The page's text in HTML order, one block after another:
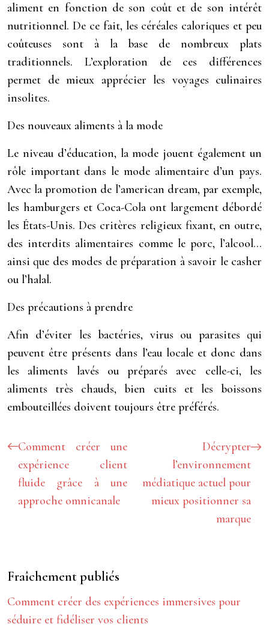
aliment en fonction de son coût et de son intérêt
nutritionnel. De ce fait, les céréales caloriques et peu
coûteuses sont à la base de nombreux plats
traditionnels. L’exploration de ces différences
permet de mieux apprécier les voyages culinaires
insolites.
Des nouveaux aliments à la mode
Le niveau d’éducation, la mode jouent également un
rôle important dans le mode alimentaire d’un pays.
Avec la promotion de l’american dream, par exemple,
les hamburgers et Coca-Cola ont largement débordé
les États-Unis. Des critères religieux fixant, en outre,
des interdits alimentaires comme le porc, l’alcool…
ainsi que des modes de préparation à savoir le casher
ou l’halal.
Des précautions à prendre
Afin d’éviter les bactéries, virus ou parasites qui
peuvent être présents dans l’eau locale et donc dans
les aliments lavés ou préparés avec celle-ci, les
aliments très chauds, bien cuits et les boissons
embouteillées doivent toujours être préférés.
Comment créer une
expérience client
fluide grâce à une
approche omnicanale
Décrypter
l’environnement
médiatique actuel pour
mieux positionner sa
marque
Fraîchement publiés
Comment créer des expériences immersives pour
séduire et fidéliser vos clients